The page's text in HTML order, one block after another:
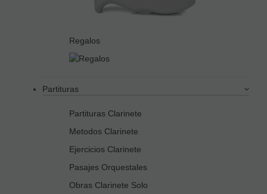
Regalos
Partituras
Partituras Clarinete
Metodos Clarinete
Ejercicios Clarinete
Pasajes Orquestales
Obras Clarinete Solo